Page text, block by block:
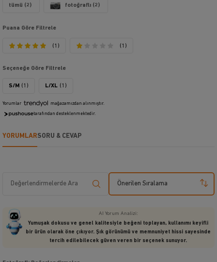
tümü (2) fotoğraflı (2)
Puana Göre Filtrele
(1) (1)
Seçeneğe Göre Filtrele
S/M (1) L/XL (1)
Yorumlar mağazamızdan alınmıştır.
tarafından desteklenmektedir.
YORUMLARSORU & CEVAP
Önerilen Sıralama
AI Yorum Analizi:
Yumuşak dokusu ve genel kalitesiyle beğeni toplayan, kullanımı keyifli
bir ürün olarak öne çıkıyor. Şık görünümü ve memnuniyet hissi sayesinde
tercih edilebilecek güven veren bir seçenek sunuyor.